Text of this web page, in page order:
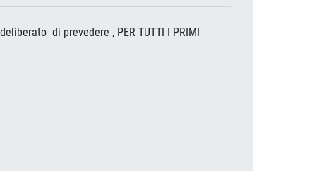
di prevedere , PER TUTTI I PRIMI